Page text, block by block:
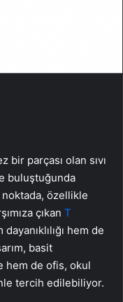
parçası olan sıvı
buluştuğunda
özellikle
çıkan T
hem de
basit
hem de ofis, okul
tercih edilebiliyor.